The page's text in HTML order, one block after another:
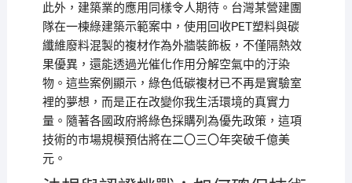
此外，建築業的應用同樣令人期待。台灣某營建團
隊在一棟綠建築示範案中，使用回收PET塑料與碳
纖維廢料混製的複材作為外牆裝飾板，不僅隔熱效
果優異，還能透過光催化作用分解空氣中的汙染
物。這些案例顯示，綠色低碳複材已不再是實驗室
裡的夢想，而是正在改變你我生活環境的真實力
量。隨著各國政府將綠色採購列為優先政策，這項
技術的市場規模預估將在二〇三〇年突破千億美
元。